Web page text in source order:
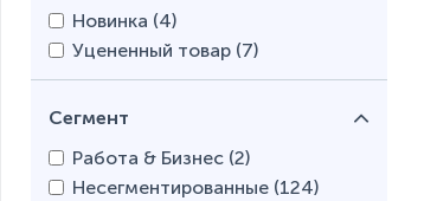
Новинка (4)
Уцененный товар (7)
Сегмент
Работа & Бизнес (2)
Несегментированные (124)